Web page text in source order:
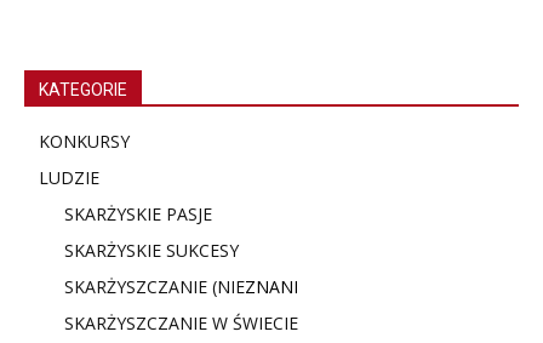
KATEGORIE
KONKURSY
LUDZIE
SKARŻYSKIE PASJE
SKARŻYSKIE SUKCESY
SKARŻYSZCZANIE (NIEZNANI
SKARŻYSZCZANIE W ŚWIECIE